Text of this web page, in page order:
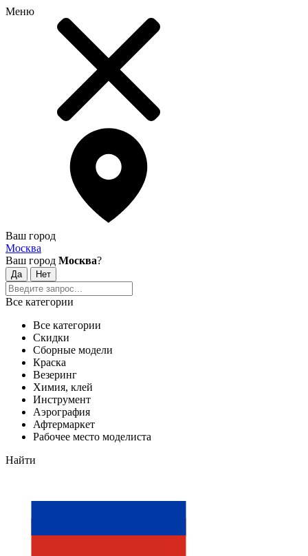
Меню
Ваш город
Москва
Ваш город Москва?
Все категории
Все категории
Скидки
Сборные модели
Краска
Везеринг
Химия, клей
Инструмент
Аэрография
Афтермаркет
Рабочее место моделиста
Найти